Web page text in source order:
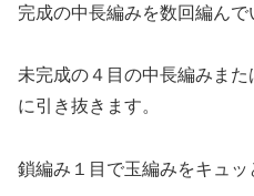
完成の中長編みを数回編んで
未完成の４目の中長編みまた
に引き抜きます。
鎖編み１目で玉編みをキュッ